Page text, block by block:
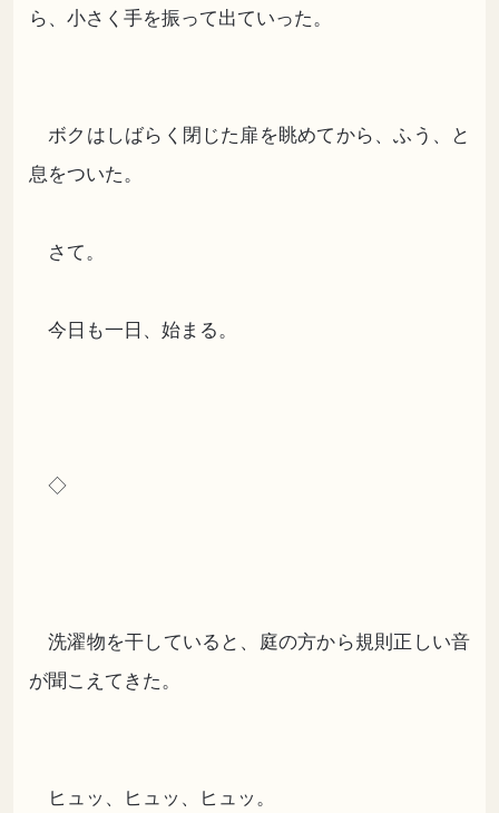
ら、小さく手を振って出ていった。
ボクはしばらく閉じた扉を眺めてから、ふう、と
息をついた。
さて。
今日も一日、始まる。
◇
洗濯物を干していると、庭の方から規則正しい音
が聞こえてきた。
ヒュッ、ヒュッ、ヒュッ。